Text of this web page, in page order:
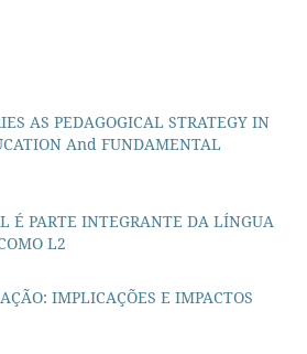
AS PEDAGOGICAL STRATEGY IN
And FUNDAMENTAL
É PARTE INTEGRANTE DA LÍNGUA
L2
IMPLICAÇÕES E IMPACTOS